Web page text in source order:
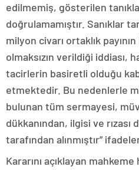
edilmemiş, gösterilen
doğrulamamıştır. Sanıklar
milyon civarı ortaklık
olmaksızın verildiği iddiası,
tacirlerin basiretli olduğu
etmektedir. Bu nedenlerle
bulunan tüm sermayesi,
dükkanından, ilgisi ve rızası
tarafından alınmıştır”
Kararını açıklayan